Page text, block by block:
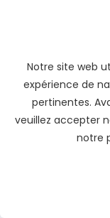
Notre site web
expérience de
pertinentes.
veuillez accepter
notre